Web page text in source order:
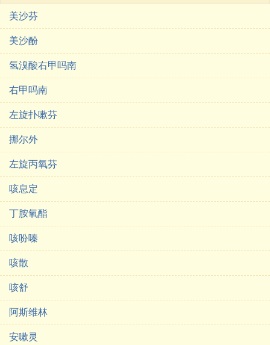
美沙芬
美沙酚
氢溴酸右甲吗南
右甲吗南
左旋扑嗽芬
挪尔外
左旋丙氧芬
咳息定
丁胺氧酯
咳吩嗪
咳散
咳舒
阿斯维林
安嗽灵